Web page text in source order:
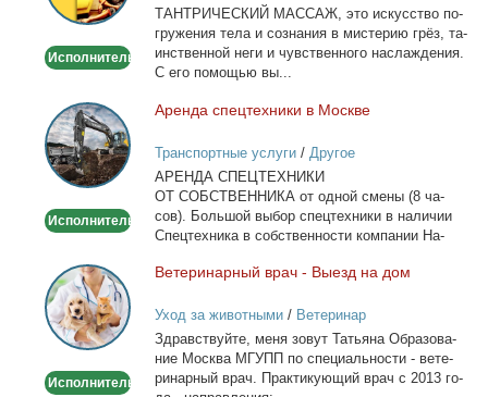
Исполнитель
ТАНТРИЧЕСКИЙ МАССАЖ, это ис­кус­ство по­
гру­же­ния те­ла и со­зна­ния в ми­сте­рию грёз, та­
ин­ствен­ной неги и чув­ствен­но­го на­сла­жде­ния.
С его по­мо­щью вы...
Аренда
спецтехники
в
Москве
Исполнитель
Арен­да спец­тех­ни­ки в Москве
Транспортные услуги/ Другое
АРЕНДА СПЕЦТЕХНИКИ
ОТ СОБСТВЕННИКА от од­ной сме­ны (8 ча­
сов). Боль­шой вы­бор спец­тех­ни­ки в на­ли­чии
Спец­тех­ни­ка в соб­ствен­но­сти ком­па­нии На­
Ветеринарный
врач
-
Выезд
дом
Исполнитель
Ве­те­ри­нар­ный врач - Вы­езд на дом
Уход за животными/ Ветеринар
Здрав­ствуй­те, ме­ня зо­вут Та­тья­на Об­ра­зо­ва­
ние Москва МГУПП по спе­ци­аль­но­сти - ве­те­
ри­нар­ный врач. Прак­ти­ку­ю­щий врач с 2013 го­